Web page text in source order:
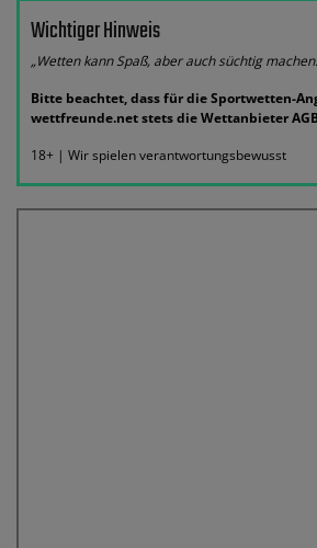
Wichtiger Hinweis
„Wetten kann Spaß, aber auch süchtig
Bitte beachtet, dass für die Sportwetten-
wettfreunde.net stets die Wettanbieter
18+ | Wir spielen verantwortungsbewusst